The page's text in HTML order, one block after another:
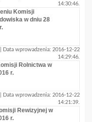
14:30:46.
Komisji
w dniu 28
Data wprowadzenia: 2016-12-22
14:29:46.
Rolnictwa w
r.
Data wprowadzenia: 2016-12-22
14:21:39.
Rewizyjnej w
r.